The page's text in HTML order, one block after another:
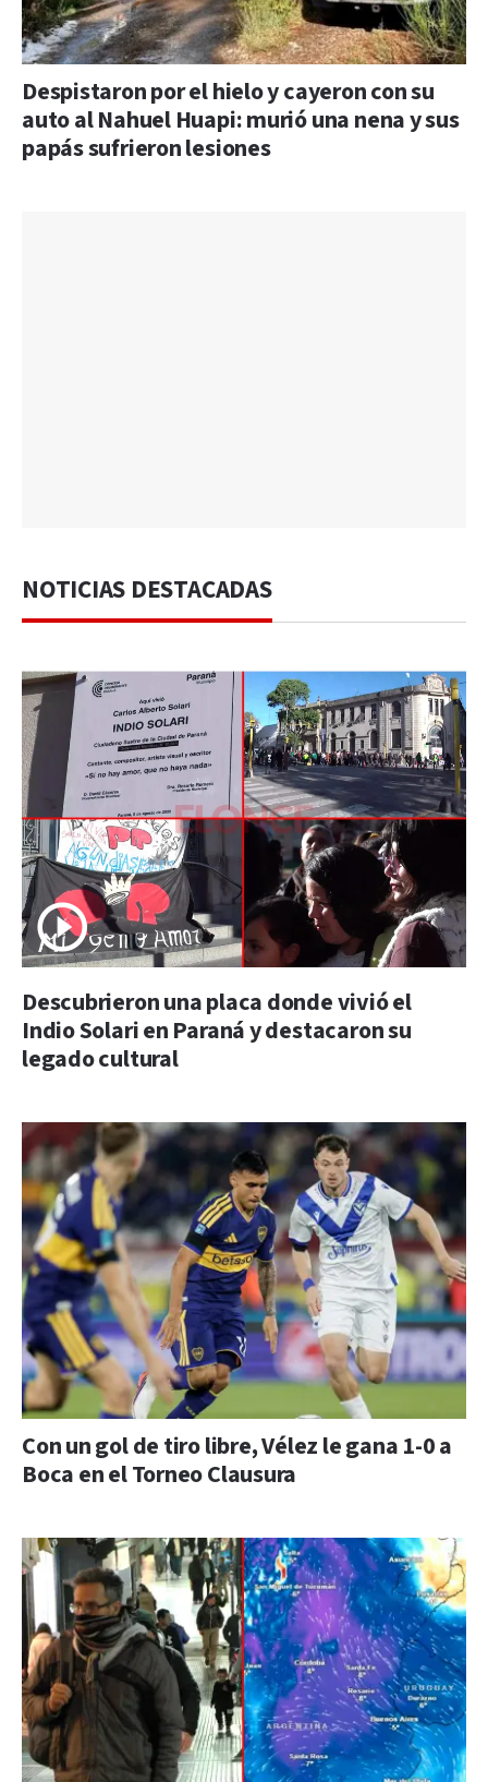
Despistaron por el hielo y cayeron con su
auto al Nahuel Huapi: murió una nena y sus
papás sufrieron lesiones
NOTICIAS DESTACADAS
Descubrieron una placa donde vivió el
Indio Solari en Paraná y destacaron su
legado cultural
Con un gol de tiro libre, Vélez le gana 1-0 a
Boca en el Torneo Clausura